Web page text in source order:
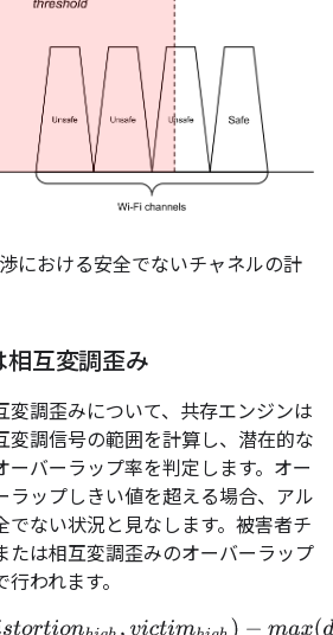
における安全でないチャネルの計
相互変調歪み
変調歪みについて、共存エンジンは
変調信号の範囲を計算し、潜在的な
ーバーラップ率を判定します。オー
ラップしきい値を超える場合、アル
でない状況と見なします。被害者チ
たは相互変調歪みのオーバーラップ
われます。
ionhigh,victim h igh)−max(dist or tionlow,